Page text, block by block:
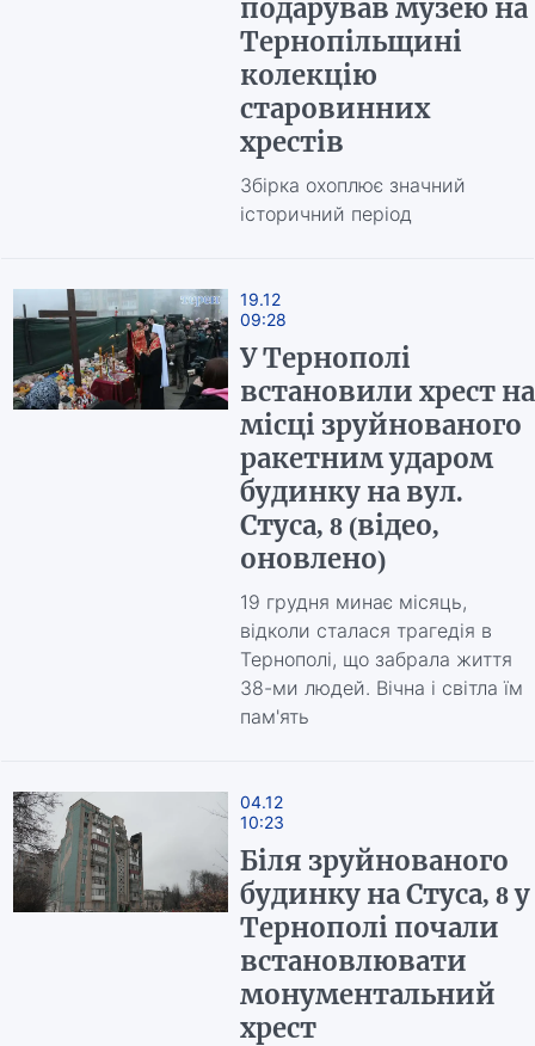
подарував музею на
Тернопільщині
колекцію
старовинних
хрестів
Збірка охоплює значний
історичний період
19.12
09:28
У Тернополі
встановили хрест на
місці зруйнованого
ракетним ударом
будинку на вул.
Стуса, 8 (відео,
оновлено)
19 грудня минає місяць,
відколи сталася трагедія в
Тернополі, що забрала життя
38-ми людей. Вічна і світла їм
пам'ять
04.12
10:23
Біля зруйнованого
будинку на Стуса, 8 у
Тернополі почали
встановлювати
монументальний
хрест